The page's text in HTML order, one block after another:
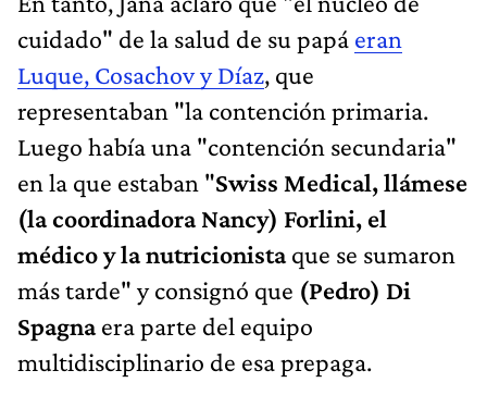
cuidado" de la salud de su papá eran
Luque, Cosachov y Díaz, que
representaban "la contención primaria.
Luego había una "contención secundaria"
en la que estaban "Swiss Medical, llámese
(la coordinadora Nancy) Forlini, el
médico y la nutricionistaque se sumaron
más tarde" y consignó que (Pedro) Di
Spagnaera parte del equipo
multidisciplinario de esa prepaga.